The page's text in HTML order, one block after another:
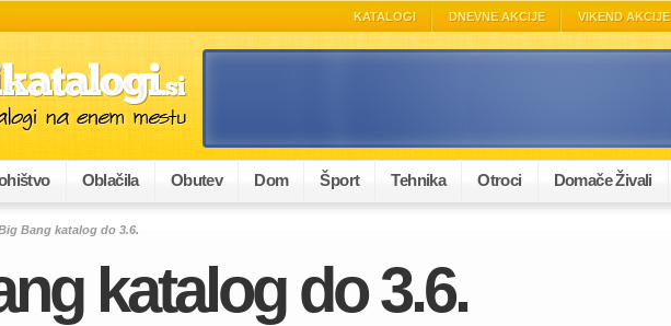
KATALOGI DNEVNE AKCIJE VIKEND AKCIJE
Oblačila Obutev Dom Šport Tehnika Otroci Domače Živali
Bang katalog do 3.6.
katalog do 3.6.